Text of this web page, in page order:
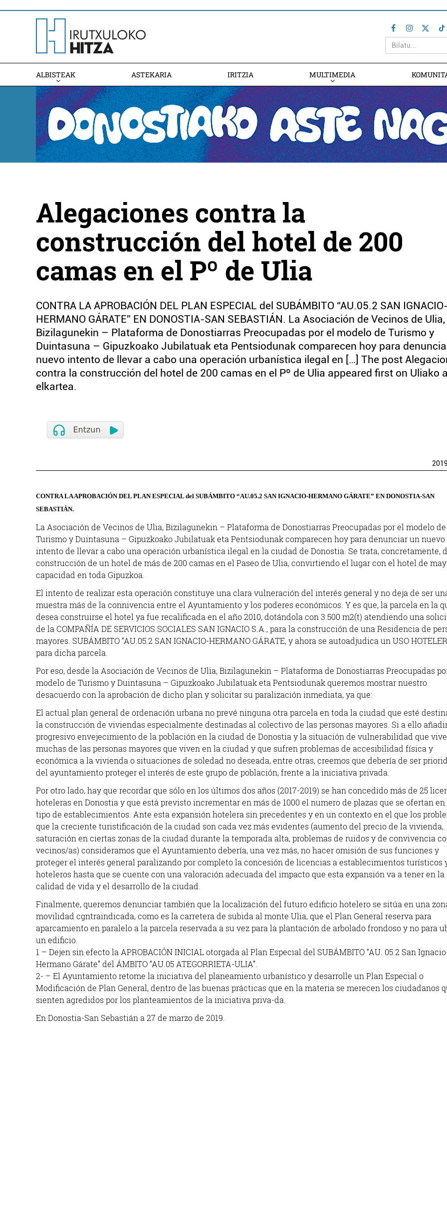
ALBISTEAK ASTEKARIA IRITZIA MULTIMEDIA
Alegaciones contra la
construcción del hotel de 200
camas en el Pº de Ulia
CONTRA LA APROBACIÓN DEL PLAN ESPECIAL del SUBÁMBITO “AU.05.2 SAN IGNACIO-
HERMANO GÁRATE” EN DONOSTIA-SAN SEBASTIÁN. La Asociación de Vecinos de Ulia,
Bizilagunekin – Plataforma de Donostiarras Preocupadas por el modelo de Turismo y
Duintasuna – Gipuzkoako Jubilatuak eta Pentsiodunak comparecen hoy para
nuevo intento de llevar a cabo una operación urbanística ilegal en […] The post
contra la construcción del hotel de 200 camas en el Pº de Ulia appeared first on Uliako
elkartea.
2019
CONTRA LA APROBACIÓN DEL PLAN ESPECIAL del SUBÁMBITO “AU.05.2 SAN IGNACIO-HERMANO GÁRATE” EN DONOSTIA-SAN
SEBASTIÁN.
La Asociación de Vecinos de Ulia, Bizilagunekin – Plataforma de Donostiarras Preocupadas por el modelo de
Turismo y Duintasuna – Gipuzkoako Jubilatuak eta Pentsiodunak comparecen hoy para denunciar un nuevo
intento de llevar a cabo una operación urbanística ilegal en la ciudad de Donostia. Se trata, concretamente,
construcción de un hotel de más de 200 camas en el Paseo de Ulia, convirtiendo el lugar con el hotel de
capacidad en toda Gipuzkoa.
El intento de realizar esta operación constituye una clara vulneración del interés general y no deja de ser
muestra más de la connivencia entre el Ayuntamiento y los poderes económicos. Y es que, la parcela en la
desea construirse el hotel ya fue recalificada en el año 2010, dotándola con 3.500 m2(t) atendiendo una
de la COMPAÑÍA DE SERVICIOS SOCIALES SAN IGNACIO S.A., para la construcción de una Residencia de
mayores. SUBÁMBITO “AU.05.2 SAN IGNACIO-HERMANO GÁRATE, y ahora se autoadjudica un USO
para dicha parcela.
Por eso, desde la Asociación de Vecinos de Ulia, Bizilagunekin – Plataforma de Donostiarras Preocupadas
modelo de Turismo y Duintasuna – Gipuzkoako Jubilatuak eta Pentsiodunak queremos mostrar nuestro
desacuerdo con la aprobación de dicho plan y solicitar su paralización inmediata, ya que:
El actual plan general de ordenación urbana no prevé ninguna otra parcela en toda la ciudad que esté
la construcción de viviendas especialmente destinadas al colectivo de las personas mayores. Si a ello
progresivo envejecimiento de la población en la ciudad de Donostia y la situación de vulnerabilidad que
muchas de las personas mayores que viven en la ciudad y que sufren problemas de accesibilidad física y
económica a la vivienda o situaciones de soledad no deseada, entre otras, creemos que debería de ser
del ayuntamiento proteger el interés de este grupo de población, frente a la iniciativa privada.
Por otro lado, hay que recordar que sólo en los últimos dos años (2017-2019) se han concedido más de 25
hoteleras en Donostia y que está previsto incrementar en más de 1000 el numero de plazas que se ofertan en
tipo de establecimientos. Ante esta expansión hotelera sin precedentes y en un contexto en el que los
que la creciente turistificación de la ciudad son cada vez más evidentes (aumento del precio de la vivienda,
saturación en ciertas zonas de la ciudad durante la temporada alta, problemas de ruidos y de convivencia
vecinos/as) consideramos que el Ayuntamiento debería, una vez más, no hacer omisión de sus funciones y
proteger el interés general paralizando por completo la concesión de licencias a establecimientos turísticos
hoteleros hasta que se cuente con una valoración adecuada del impacto que esta expansión va a tener en la
calidad de vida y el desarrollo de la ciudad.
Finalmente, queremos denunciar también que la localización del futuro edificio hotelero se sitúa en una
movilidad cgntraindicada, como es la carretera de subida al monte Ulia, que el Plan General reserva para
aparcamiento en paralelo a la parcela reservada a su vez para la plantación de arbolado frondoso y no para
un edificio.
1 – Dejen sin efecto la APROBACIÓN INICIAL otorgada al Plan Especial del SUBÁMBITO “AU. 05.2 San
Hermano Gárate” del ÁMBITO “AU.05 ATEGORRIETA-ULIA”.
2- – El Ayuntamiento retome la iniciativa del planeamiento urbanístico y desarrolle un Plan Especial o
Modificación de Plan General, dentro de las buenas prácticas que en la materia se merecen los ciudadanos
sienten agredidos por los planteamientos de la iniciativa priva-da.
En Donostia-San Sebastián a 27 de marzo de 2019.